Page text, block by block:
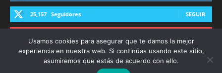
25,157 Seguidores SEGUIR
Usamos cookies para asegurar que te damos la mejor
experiencia en nuestra web. Si continúas usando este sitio,
asumiremos que estás de acuerdo con ello.